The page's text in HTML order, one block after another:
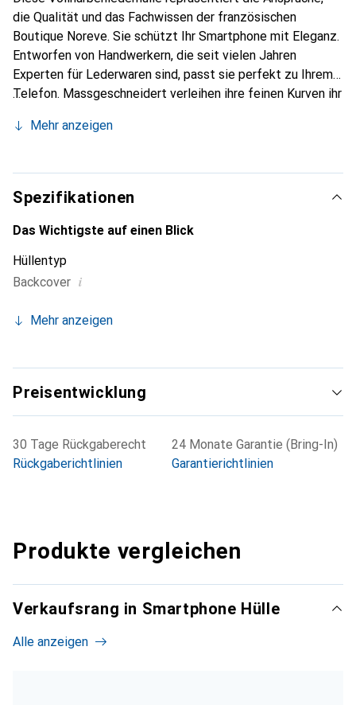
die Qualität und das Fachwissen der französischen
Boutique Noreve. Sie schützt Ihr Smartphone mit Eleganz.
Entworfen von Handwerkern, die seit vielen Jahren
Experten für Lederwaren sind, passt sie perfekt zu Ihrem
Telefon. Massgeschneidert verleihen ihre feinen Kurven ihr
unverzichtbaren Accessoire für Ihr Smartphone.
die Marke Noreve eine sichere Wahl für eine
anspruchsvolle Kundschaft.
Mehr anzeigen
Spezifikationen
Das Wichtigste auf einen Blick
Hüllentyp
Backcover i
Mehr anzeigen
Preisentwicklung
30 Tage Rückgaberecht
Rückgaberichtlinien
24 Monate Garantie (Bring-In)
Garantierichtlinien
Produkte vergleichen
Verkaufsrang in Smartphone Hülle
Alle anzeigen